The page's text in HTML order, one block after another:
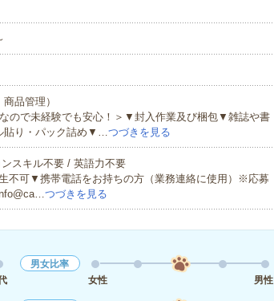
品管理）
ので未経験でも安心！＞▼封入作業及び梱包▼雑誌や書
貼り・パック詰め▼…つづきを見る
スキル不要 / 英語力不要
可▼携帯電話をお持ちの方（業務連絡に使用）※応募
つづきを見る
男女比率
女性
男性